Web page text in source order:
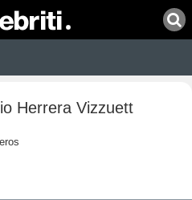
Herrera Vizzuett